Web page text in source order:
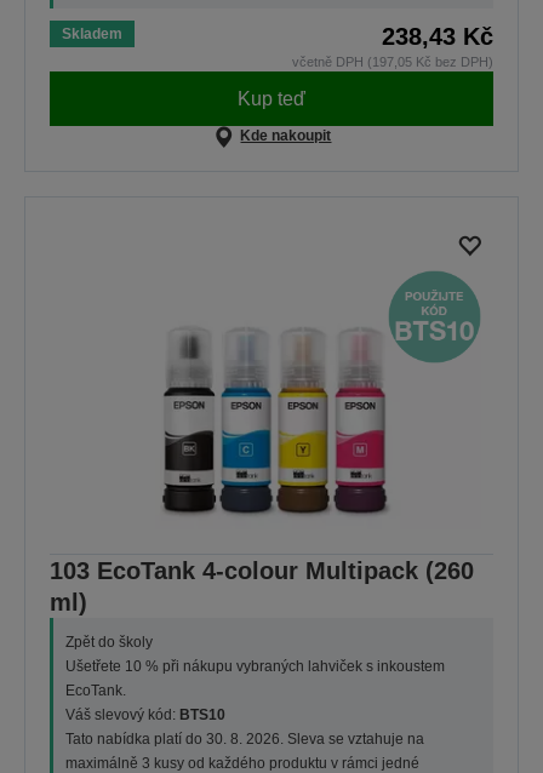
Skladem 238,43 Kč
včetně DPH (197,05 Kč bez DPH)
Kup teď
Kde nakoupit
103 EcoTank 4-colour Multipack (260
ml)
Zpět do školy
Ušetřete 10 % při nákupu vybraných lahviček s inkoustem
EcoTank.
Váš slevový kód: BTS10
Tato nabídka platí do 30. 8. 2026. Sleva se vztahuje na
maximálně 3 kusy od každého produktu v rámci jedné